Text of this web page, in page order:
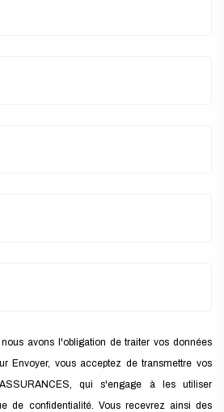
avons l'obligation de traiter vos données
Envoyer, vous acceptez de transmettre vos
qui s'engage à les utiliser
de confidentialité. Vous recevrez ainsi des